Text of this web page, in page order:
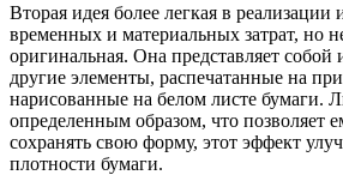
Вторая идея более легкая в реализации
временных и материальных затрат, но
оригинальная. Она представляет собой
другие элементы, распечатанные на
нарисованные на белом листе бумаги.
определенным образом, что позволяет
сохранять свою форму, этот эффект
плотности бумаги.